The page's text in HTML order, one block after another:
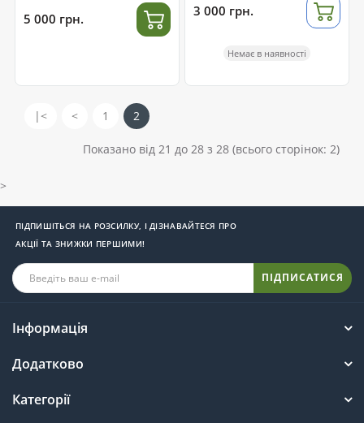
5 000 грн. 3 000 грн.
Немає в наявності
|< < 1 2
Показано від 21 до 28 з 28 (всього сторінок: 2)
>
ПІДПИШІТЬСЯ НА РОЗСИЛКУ, І ДІЗНАВАЙТЕСЯ ПРО
АКЦІЇ ТА ЗНИЖКИ ПЕРШИМИ!
ПІДПИСАТИСЯ
Інформація
Додатково
Категорії